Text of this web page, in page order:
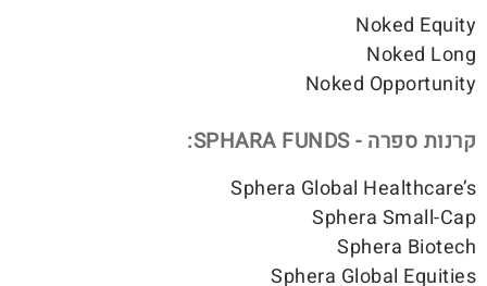
Noked Equity
Noked Long
Noked Opportunity
קרנות ספרה - SPHARA FUNDS:
Sphera Global Healthcare’s
Sphera Small-Cap
Sphera Biotech
Sphera Global Equities